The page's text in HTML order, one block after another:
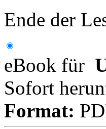
Ende der
eBook für
Sofort
Format: